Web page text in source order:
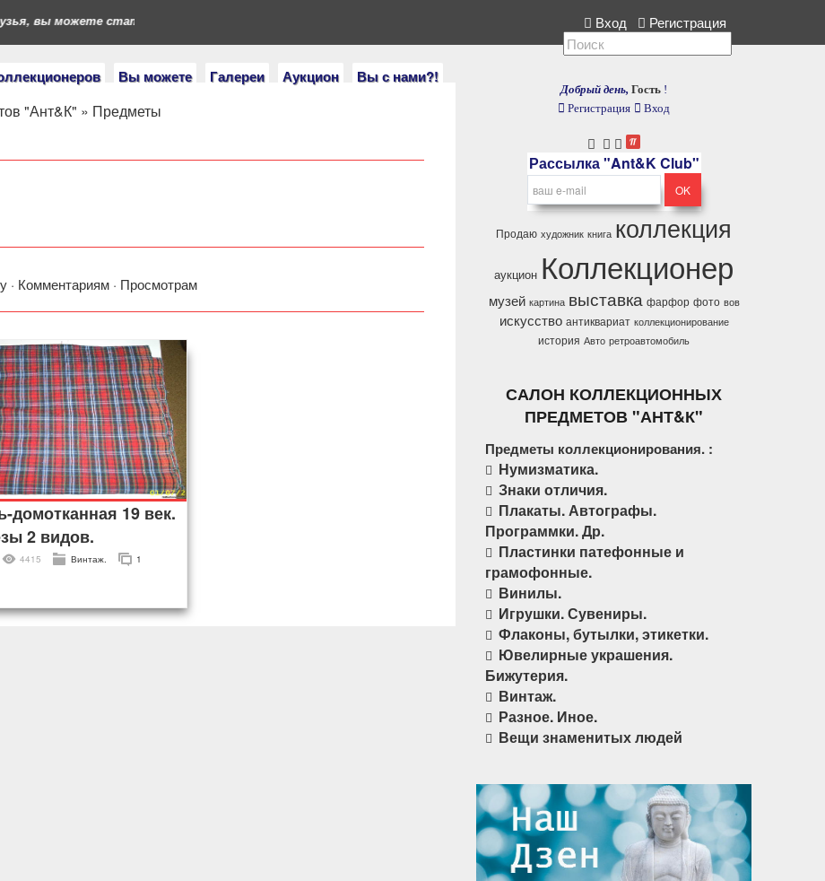
Вы можете Галереи Аукцион Вы с нами?!
вы можете стать героями нашего портала. Если у вас есть коллекция, расскажите нам. Вход Регистрация
"Ант&К" » Предметы
· Комментариям · Просмотрам
домотканная 19 век.
2 видов.
4415 Винтаж. 1
Добрый день, Гость !
Регистрация
Вход
Рассылка "Ant&K Club"
Продаю художник книга коллекция
аукцион Коллекционер
музей картина выставка фарфор фото вов
искусство антиквариат коллекционирование
история Авто ретроавтомобиль
САЛОН КОЛЛЕКЦИОННЫХ
ПРЕДМЕТОВ "АНТ&К"
Предметы коллекционирования. :
Нумизматика.
Знаки отличия.
Плакаты. Автографы.
Программки. Др.
Пластинки патефонные и
грамофонные.
Винилы.
Игрушки. Сувениры.
Флаконы, бутылки, этикетки.
Ювелирные украшения.
Бижутерия.
Винтаж.
Разное. Иное.
Вещи знаменитых людей